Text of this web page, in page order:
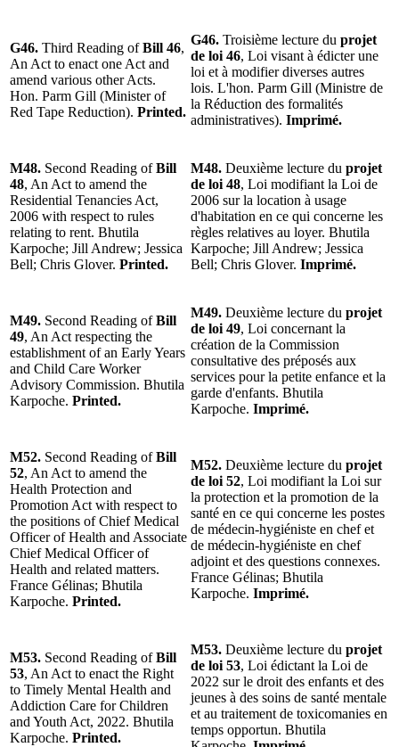
G46. Third Reading ofBill 46,
An Act to enact one Act and
amend various other Acts.
Hon. Parm Gill (Minister of
Red Tape Reduction). Printed.
G46. Troisième lecture du projet
de loi 46, Loi visant à édicter une
loi et à modifier diverses autres
lois. L'hon. Parm Gill (Ministre de
la Réduction des formalités
administratives). Imprimé.
M48. Second Reading ofBill
48, An Act to amend the
Residential Tenancies Act,
2006 with respect to rules
relating to rent. Bhutila
Karpoche; Jill Andrew; Jessica
Bell; Chris Glover. Printed.
M48. Deuxième lecture du projet
de loi 48, Loi modifiant la Loi de
2006 sur la location à usage
d'habitation en ce qui concerne les
règles relatives au loyer. Bhutila
Karpoche; Jill Andrew; Jessica
Bell; Chris Glover. Imprimé.
M49. Second Reading ofBill
49, An Act respecting the
establishment of an Early Years
and Child Care Worker
Advisory Commission. Bhutila
Karpoche. Printed.
M49. Deuxième lecture du projet
de loi 49, Loi concernant la
création de la Commission
consultative des préposés aux
services pour la petite enfance et la
garde d'enfants. Bhutila
Karpoche. Imprimé.
M52. Second Reading ofBill
52, An Act to amend the
Health Protection and
Promotion Act with respect to
the positions of Chief Medical
Officer of Health and Associate
Chief Medical Officer of
Health and related matters.
France Gélinas; Bhutila
Karpoche. Printed.
M52. Deuxième lecture du projet
de loi 52, Loi modifiant la Loi sur
la protection et la promotion de la
santé en ce qui concerne les postes
de médecin-hygiéniste en chef et
de médecin-hygiéniste en chef
adjoint et des questions connexes.
France Gélinas; Bhutila
Karpoche. Imprimé.
M53. Second Reading ofBill
53, An Act to enact the Right
to Timely Mental Health and
Addiction Care for Children
and Youth Act, 2022. Bhutila
Karpoche. Printed.
M53. Deuxième lecture du projet
de loi 53, Loi édictant la Loi de
2022 sur le droit des enfants et des
jeunes à des soins de santé mentale
et au traitement de toxicomanies en
temps opportun. Bhutila